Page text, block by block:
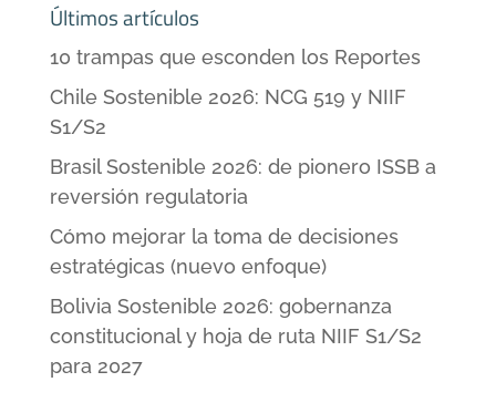
Últimos artículos
10 trampas que esconden los Reportes
Chile Sostenible 2026: NCG 519 y NIIF
S1/S2
Brasil Sostenible 2026: de pionero ISSB a
reversión regulatoria
Cómo mejorar la toma de decisiones
estratégicas (nuevo enfoque)
Bolivia Sostenible 2026: gobernanza
constitucional y hoja de ruta NIIF S1/S2
para 2027